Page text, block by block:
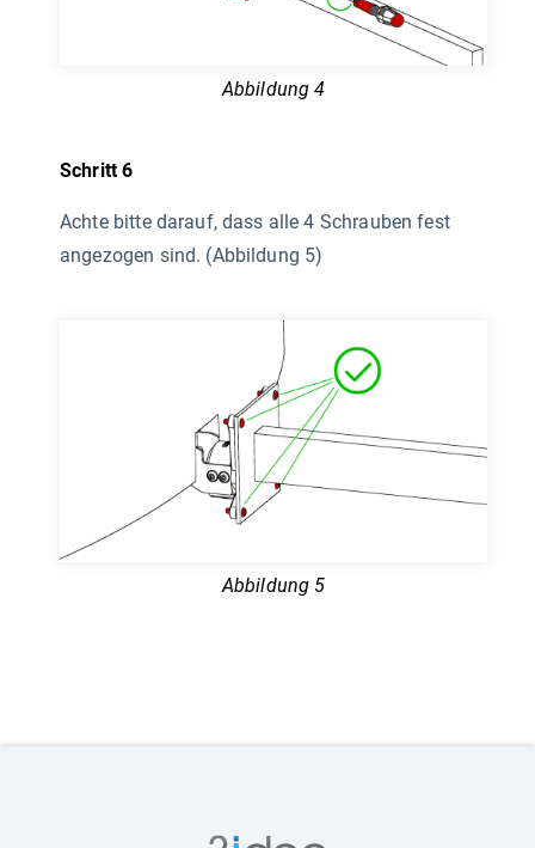
Abbildung 4
Schritt 6
Achte bitte darauf, dass alle 4 Schrauben fest
angezogen sind. (Abbildung 5)
Abbildung 5